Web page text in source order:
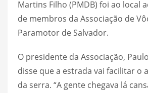
Martins Filho (PMDB) foi ao local
de membros da Associação de
Paramotor de Salvador.
O presidente da Associação,
disse que a estrada vai facilitar o
da serra. “A gente chegava lá